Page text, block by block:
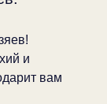
и
вам